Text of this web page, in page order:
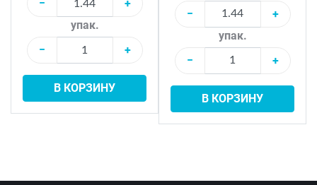
−
+
упак.
−
+
В КОРЗИНУ
−
+
упак.
−
+
В КОРЗИНУ